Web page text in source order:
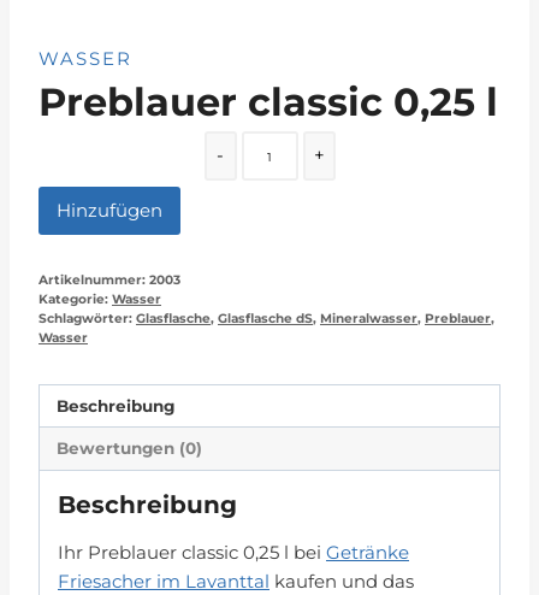
WASSER
Preblauer classic 0,25 l
- +
Hinzufügen
Artikelnummer: 2003
Kategorie: Wasser
Schlagwörter: Glasflasche, Glasflasche dS, Mineralwasser, Preblauer,
Wasser
Beschreibung
Bewertungen (0)
Beschreibung
Ihr Preblauer classic 0,25 l bei Getränke
Friesacher im Lavanttal kaufen und das